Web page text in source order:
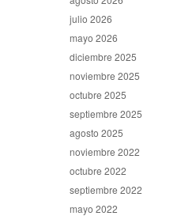
julio 2026
mayo 2026
diciembre 2025
noviembre 2025
octubre 2025
septiembre 2025
agosto 2025
noviembre 2022
octubre 2022
septiembre 2022
mayo 2022